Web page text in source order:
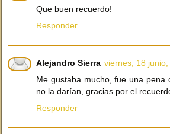
Que buen recuerdo!
Responder
Alejandro Sierra viernes, 18
Me gustaba mucho, fue una pena
no la darían, gracias por el
Responder